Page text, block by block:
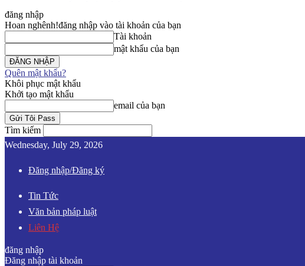
đăng nhập
Hoan nghênh!đăng nhập vào tài khoản của bạn
Tài khoản
mật khẩu của bạn
Quên mật khẩu?
Khôi phục mật khẩu
Khởi tạo mật khẩu
email của bạn
Tìm kiếm
Wednesday, July 29, 2026
Đăng nhập/Đăng ký
Tin Tức
Văn bản pháp luật
Liên Hệ
đăng nhập
Đăng nhập tài khoản